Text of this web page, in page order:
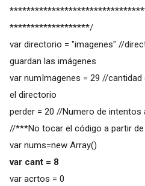
*******************/
var directorio = "imagenes" //
guardan las imágenes
var numImagenes = 29 //
el directorio
perder = 20 //Numero de intentos
//***No tocar el código a partir de
var nums=new Array()
var cant = 8
var acrtos = 0